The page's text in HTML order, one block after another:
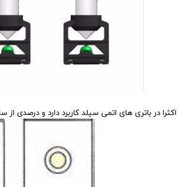
اکثرا در باتری های اتمی سیلد کاربرد دارد و درصدی